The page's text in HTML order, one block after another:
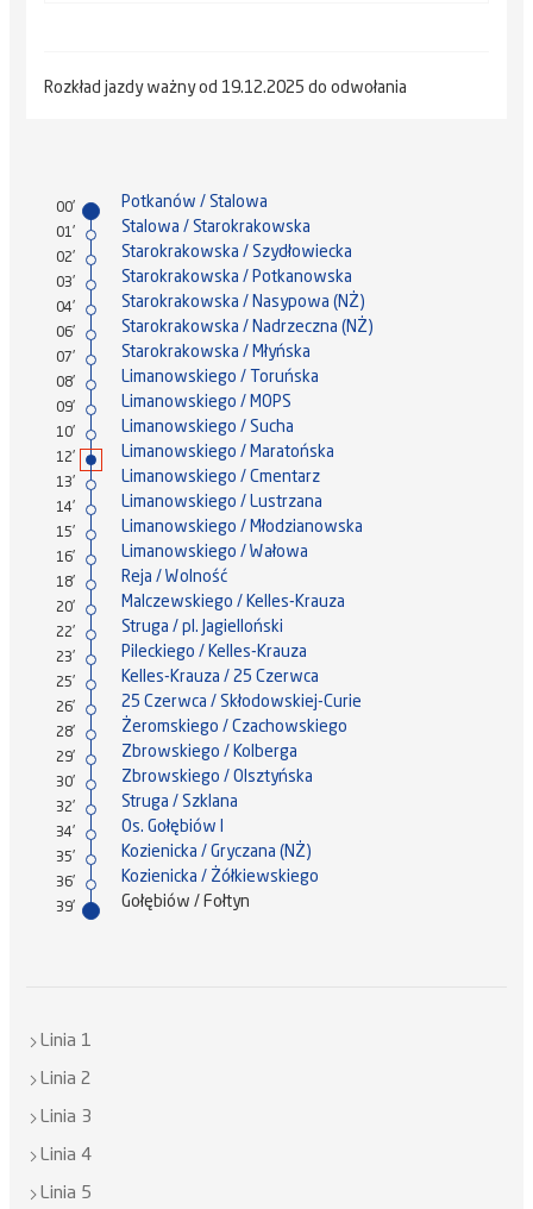
Rozkład jazdy ważny od 19.12.2025 do odwołania
00' Potkanów / Stalowa
01' Stalowa / Starokrakowska
02' Starokrakowska / Szydłowiecka
03' Starokrakowska / Potkanowska
04' Starokrakowska / Nasypowa (NŻ)
06' Starokrakowska / Nadrzeczna (NŻ)
07' Starokrakowska / Młyńska
08' Limanowskiego / Toruńska
09' Limanowskiego / MOPS
10' Limanowskiego / Sucha
12' Limanowskiego / Maratońska
13' Limanowskiego / Cmentarz
14' Limanowskiego / Lustrzana
15' Limanowskiego / Młodzianowska
16' Limanowskiego / Wałowa
18' Reja / Wolność
20' Malczewskiego / Kelles-Krauza
22' Struga / pl. Jagielloński
23' Pileckiego / Kelles-Krauza
25' Kelles-Krauza / 25 Czerwca
26' 25 Czerwca / Skłodowskiej-Curie
28' Żeromskiego / Czachowskiego
29' Zbrowskiego / Kolberga
30' Zbrowskiego / Olsztyńska
32' Struga / Szklana
34' Os. Gołębiów I
35' Kozienicka / Gryczana (NŻ)
36' Kozienicka / Żółkiewskiego
39' Gołębiów / Fołtyn
Linia 1
Linia 2
Linia 3
Linia 4
Linia 5